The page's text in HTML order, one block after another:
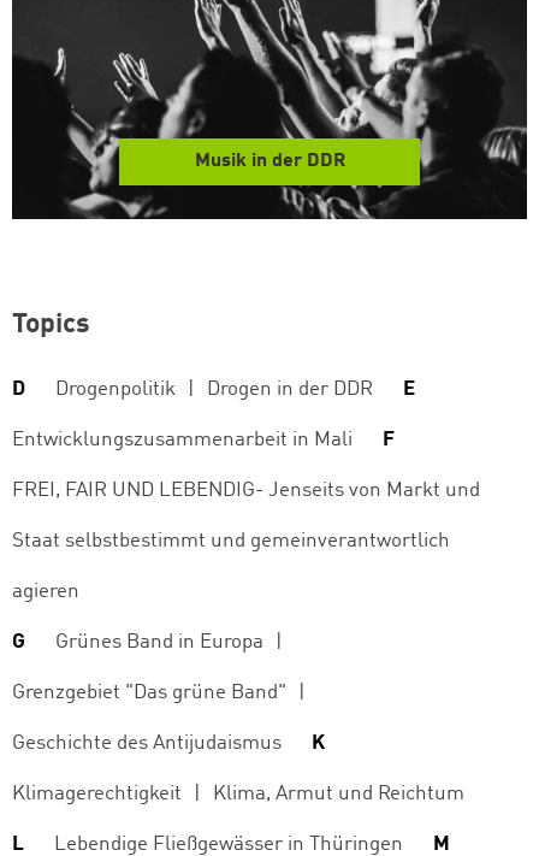
Musik in der DDR
Topics
D Drogenpolitik Drogen in der DDR E
Entwicklungszusammenarbeit in Mali F
FREI, FAIR UND LEBENDIG- Jenseits von Markt und
Staat selbstbestimmt und gemeinverantwortlich
agieren
G Grünes Band in Europa
Grenzgebiet "Das grüne Band"
Geschichte des Antijudaismus K
Klimagerechtigkeit Klima, Armut und Reichtum
L Lebendige Fließgewässer in Thüringen M